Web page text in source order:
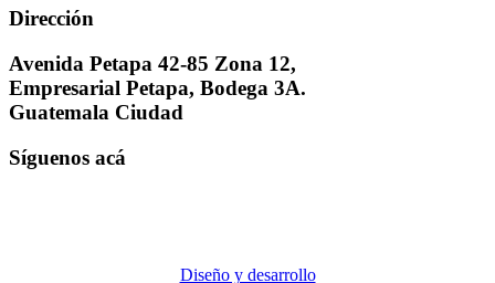
Dirección
Avenida Petapa 42-85 Zona 12,
Empresarial Petapa, Bodega 3A.
Guatemala Ciudad
Síguenos acá
Diseño y desarrollo